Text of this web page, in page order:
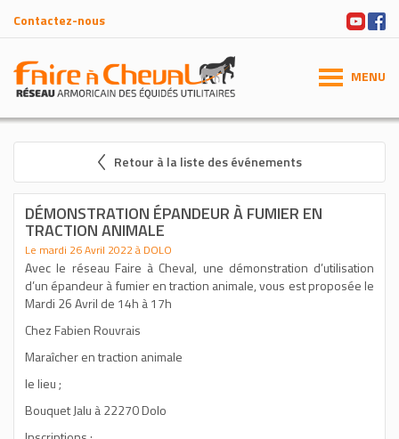
Contactez-nous
MENU
Retour à la liste des événements
DÉMONSTRATION ÉPANDEUR À FUMIER EN
TRACTION ANIMALE
Le mardi 26 Avril 2022 à DOLO
Avec le réseau Faire à Cheval, une démonstration d’utilisation
d’un épandeur à fumier en traction animale, vous est proposée le
Mardi 26 Avril de 14h à 17h
Chez Fabien Rouvrais
Maraîcher en traction animale
le lieu ;
Bouquet Jalu à22270 Dolo